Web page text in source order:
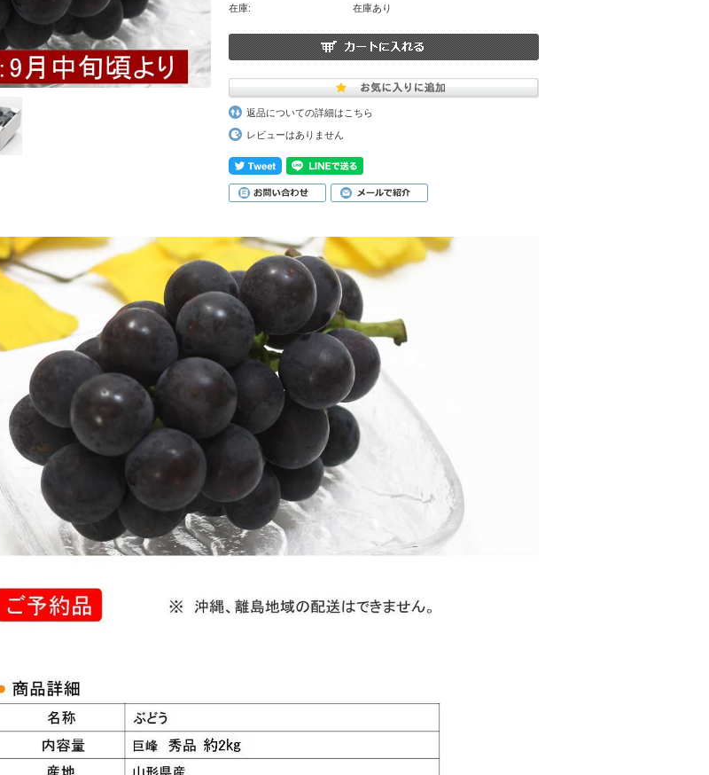
在庫: 在庫あり
返品についての詳細はこちら
レビューはありません